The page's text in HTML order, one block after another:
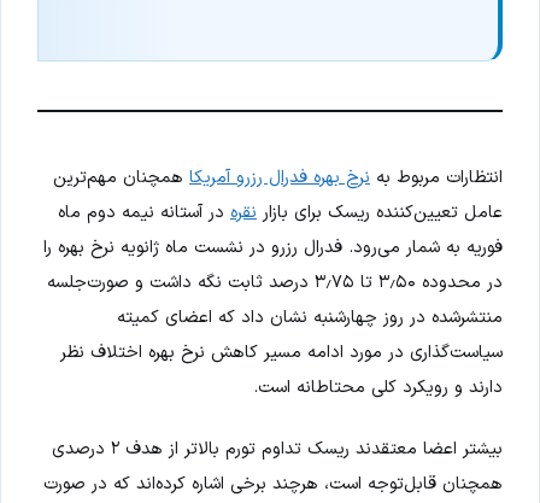
انتظارات مربوط به نرخ بهره فدرال رزرو آمریکا همچنان مهم‌ترین
عامل تعیین‌کننده ریسک برای بازار نقره در آستانه نیمه دوم ماه
فوریه به شمار می‌رود. فدرال رزرو در نشست ماه ژانویه نرخ بهره را
در محدوده ۳٫۵۰ تا ۳٫۷۵ درصد ثابت نگه داشت و صورت‌جلسه
منتشرشده در روز چهارشنبه نشان داد که اعضای کمیته
سیاست‌گذاری در مورد ادامه مسیر کاهش نرخ بهره اختلاف نظر
دارند و رویکرد کلی محتاطانه است.
بیشتر اعضا معتقدند ریسک تداوم تورم بالاتر از هدف ۲ درصدی
همچنان قابل‌توجه است، هرچند برخی اشاره کرده‌اند که در صورت